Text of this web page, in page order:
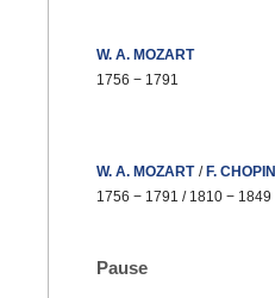
W. A. MOZART
1756 − 1791
W. A. MOZART / F. CHOPIN
1756 − 1791 / 1810 − 1849
Pause